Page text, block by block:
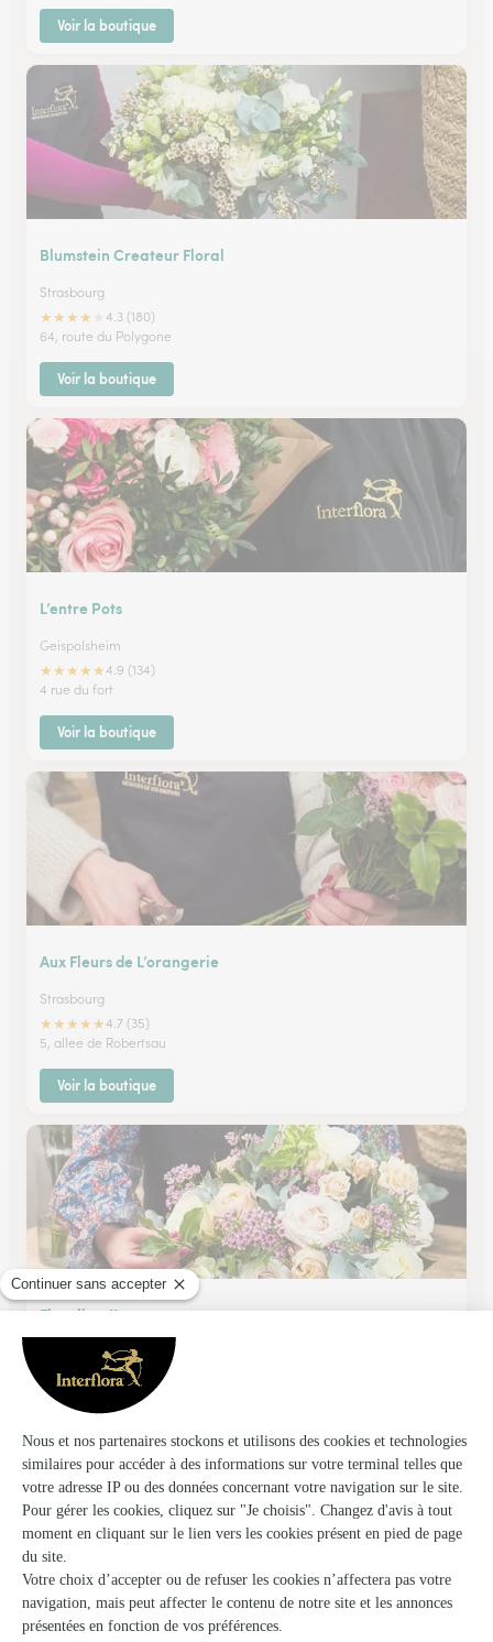
Voir la boutique
Blumstein Createur Floral
Strasbourg
★★★★
4.3 (180)
64, route du Polygone
Voir la boutique
L’entre Pots
Geispolsheim
★★★★★4.9 (134)
4 rue du fort
Voir la boutique
Aux Fleurs de L’orangerie
Strasbourg
★★★★★4.7 (35)
5, allee de Robertsau
Voir la boutique
Floralies, Kammerer
Illkirch Graffenstaden
★★★★4.4 (221)
211, route de Lyon
Voir la boutique